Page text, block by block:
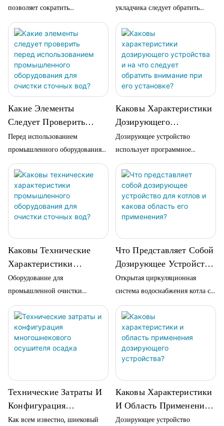
позволяет сократить
капитальные затраты и
занимаемую площадь,
уменьшить запахи и выбросы
фосфора…
Шнековых
Штабелеукладчиков?
укладчика следует обратить
внимание на проблемы
фильтрующей ленты,
программного обеспечения
системы регулировки
отклонения роликов и
программного обеспечения
системы натяжения
фильтрующей ленты; к
распространенным типам
относятся пластинчатые…
Какие Элементы
Следует Проверить
Перед Использованием
Промышленного
Оборудования Для
Очистки Сточных Вод?
Перед использованием
промышленного оборудования
для очистки сточных вод
необходимо проверить
правильность подключения
цепей и проводки шкафа
управления, соответствие тока и
также убедиться в наличии…
Каковы Характеристики
Дозирующего
Устройства И На Что
Следует Обратить
Внимание При Его
Установке?
Дозирующее устройство
использует программное
обеспечение управления,
связывающее мобильный
телефон, шкаф управления ПЛК
и компьютер, что позволяет
отслеживать рабочее состояние
реального времени;…
Каковы Технические
Характеристики
Промышленного
Оборудования Для
Очистки Сточных Вод?
Оборудование для
промышленной очистки
сточных вод отличается высокой
степенью автоматизации,
экономией эксплуатационных
расходов, небольшой
воды. Однако следует отметить,
что pH воды…
Что Представляет Собой
Дозирующее Устройство
Для Котлов И Какова
Область Его
Применения?
Открытая циркуляционная
система водоснабжения котла с
дозирующим устройством
является распространенным
методом водосбережения. Она
широко используется в целях
защиты окружающей среды,
электростанций, очистки
сточных вод и т.д.
Технические Затраты И
Конфигурация
Многошнекового
Как всем известно, шнековый
Каковы Характеристики
И Область Применения
Дозирующего
Дозирующее устройство